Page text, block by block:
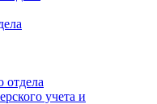
отдела
учета и